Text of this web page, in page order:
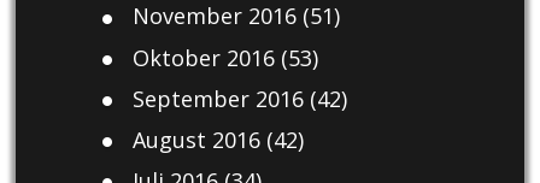
November 2016(51)
Oktober 2016(53)
September 2016(42)
August 2016(42)